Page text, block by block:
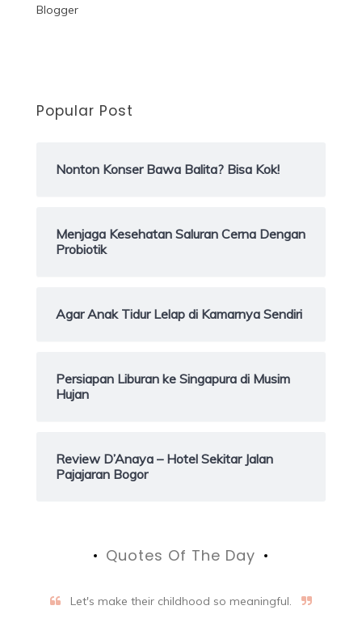
Popular Post
Nonton Konser Bawa Balita? Bisa Kok!
Menjaga Kesehatan Saluran Cerna Dengan
Probiotik
Agar Anak Tidur Lelap di Kamarnya Sendiri
Persiapan Liburan ke Singapura di Musim
Hujan
Review D’Anaya – Hotel Sekitar Jalan
Pajajaran Bogor
Quotes Of The Day
Let's make their childhood so meaningful.